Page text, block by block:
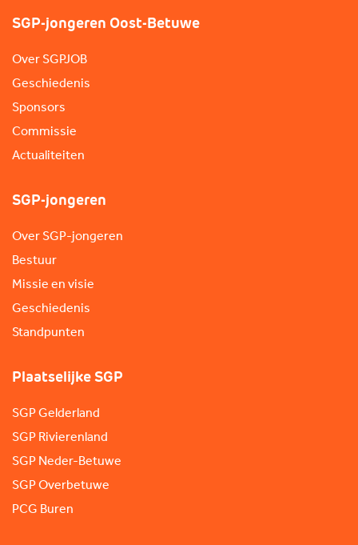
SGP-jongeren Oost-Betuwe
Over SGPJOB
Geschiedenis
Sponsors
Commissie
Actualiteiten
SGP-jongeren
Over SGP-jongeren
Bestuur
Missie en visie
Geschiedenis
Standpunten
Plaatselijke SGP
SGP Gelderland
SGP Rivierenland
SGP Neder-Betuwe
SGP Overbetuwe
PCG Buren